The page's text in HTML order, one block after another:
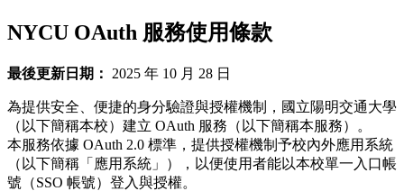
NYCU OAuth 服務使用條款
最後更新日期： 2025 年 10 月 28 日
為提供安全、便捷的身分驗證與授權機制，國立陽明交通大學
（以下簡稱本校）建立 OAuth 服務（以下簡稱本服務）。
本服務依據 OAuth 2.0 標準，提供授權機制予校內外應用系統
（以下簡稱「應用系統」），以便使用者能以本校單一入口帳
號（SSO 帳號）登入與授權。